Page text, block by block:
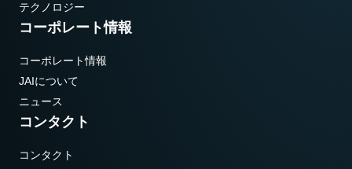
テクノロジー
コーポレート情報
コーポレート情報
JAIについて
ニュース
コンタクト
コンタクト